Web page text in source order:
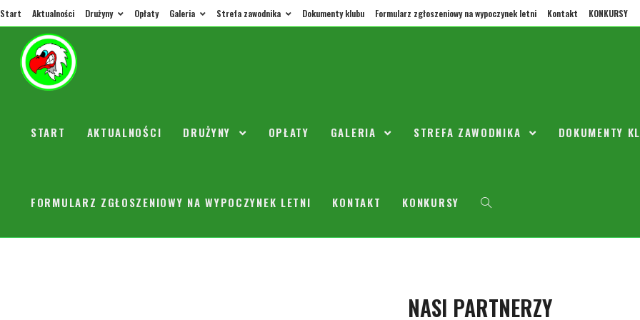
Start Aktualności Drużyny Opłaty Galeria Strefa zawodnika Dokumenty klubu Formularz zgłoszeniowy na wypoczynek letni Kontakt KONKURSY
START AKTUALNOŚCI DRUŻYNY OPŁATY GALERIA STREFA ZAWODNIKA DOKUMENTY
FORMULARZ ZGŁOSZENIOWY NA WYPOCZYNEK LETNI KONTAKT KONKURSY
Na stronach Seniorów 2005 I i 2005 II rozstały umieszczone
NASI PARTNERZY